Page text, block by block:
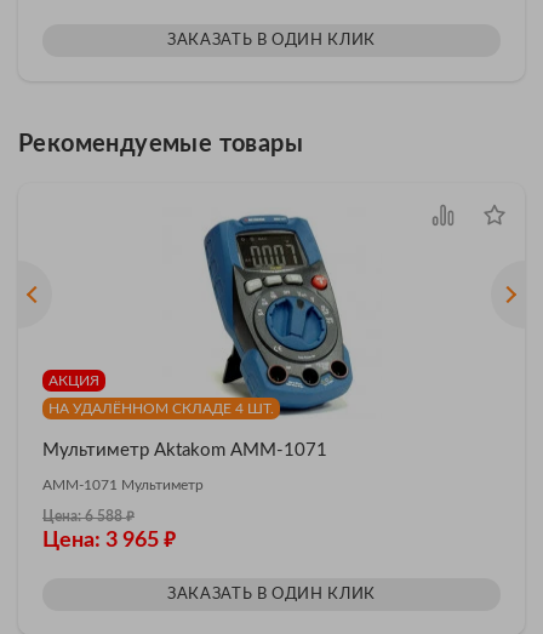
ЗАКАЗАТЬ В ОДИН КЛИК
Рекомендуемые товары
АКЦИЯ
НА УДАЛЁННОМ СКЛАДЕ 4 ШТ.
Мультиметр Aktakom АММ-1071
АММ-1071 Мультиметр
Цена: 6 588₽
Цена: 3 965 ₽
ЗАКАЗАТЬ В ОДИН КЛИК